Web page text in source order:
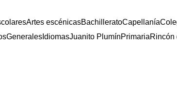
Artes escénicasBachilleratoCapellanía
GeneralesIdiomasJuanito PlumínPrimariaRincón